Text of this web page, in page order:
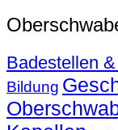
Badestellen
Bildung